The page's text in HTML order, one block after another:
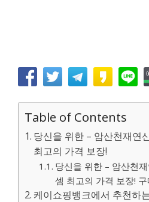
Table of Contents
당신을 위한 – 암산천재연
최고의 가격 보장!
당신을 위한 – 암산천
셈 최고의 가격 보장!
케이쇼핑뱅크에서 추천하